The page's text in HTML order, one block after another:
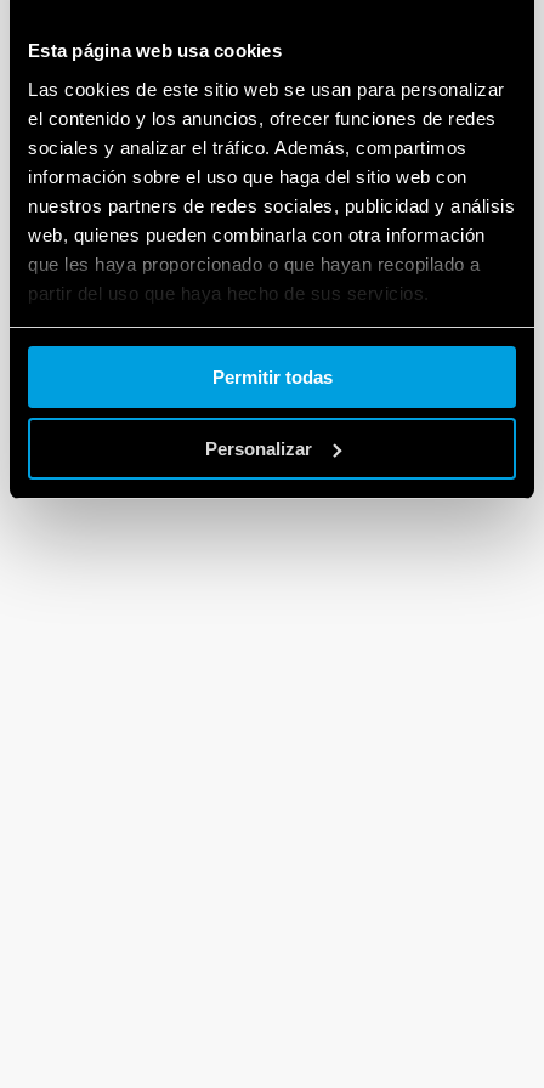
Esta página web usa cookies
Las cookies de este sitio web se usan para personalizar
el contenido y los anuncios, ofrecer funciones de redes
sociales y analizar el tráfico. Además, compartimos
información sobre el uso que haga del sitio web con
nuestros partners de redes sociales, publicidad y análisis
web, quienes pueden combinarla con otra información
que les haya proporcionado o que hayan recopilado a
partir del uso que haya hecho de sus servicios.
Cookie policy.
Permitir todas
Personalizar
alta velocidad de cableado.